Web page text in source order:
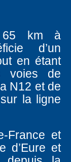
65 km à
d’un
en étant
voies de
N12 et de
la ligne
France et
d’Eure et